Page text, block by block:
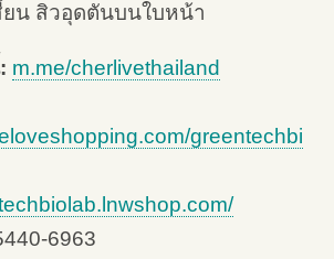
ยน สิวอุดตันบนใบหน้า
m.me/cherlivethailand
greentechbi
6963